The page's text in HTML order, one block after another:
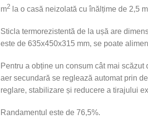
m2 la o casă neizolată cu înălțime de 2,5
Sticla termorezistentă de la ușă are
este de 635x450x315 mm, se poate
Pentru a obține un consum cât mai
aer secundară se reglează automat prin
reglare, stabilizare și reducere a tirajului
Randamentul este de 76,5%.